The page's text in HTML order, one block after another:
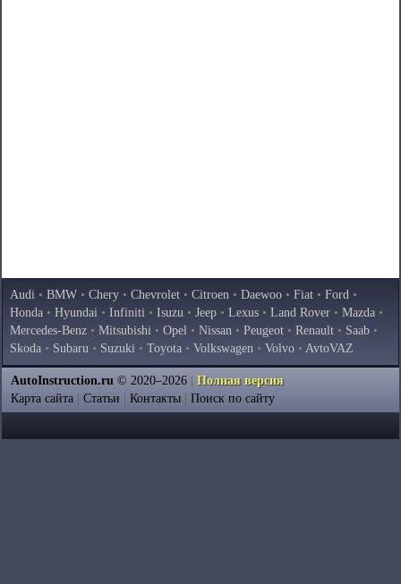
Audi • BMW • Chery • Chevrolet • Citroen • Daewoo • Fiat • Ford •
Honda • Hyundai • Infiniti • Isuzu • Jeep • Lexus • Land Rover • Mazda •
Mercedes-Benz • Mitsubishi • Opel • Nissan • Peugeot • Renault • Saab •
Skoda • Subaru • Suzuki • Toyota • Volkswagen • Volvo • AvtoVAZ
AutoInstruction.ru © 2020–2026
Полная версия
Карта сайта
Статьи Контакты Поиск по сайту